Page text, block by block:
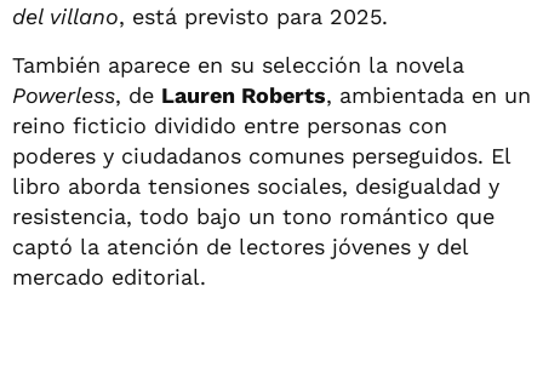
del villano, está previsto para 2025.
También aparece en su selección la novela
Powerless, de Lauren Roberts, ambientada en un
reino ficticio dividido entre personas con
poderes y ciudadanos comunes perseguidos. El
libro aborda tensiones sociales, desigualdad y
resistencia, todo bajo un tono romántico que
captó la atención de lectores jóvenes y del
mercado editorial.